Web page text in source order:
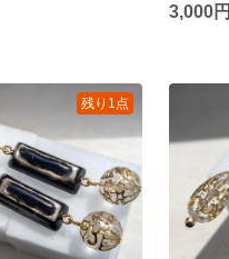
3,000円
残り1点